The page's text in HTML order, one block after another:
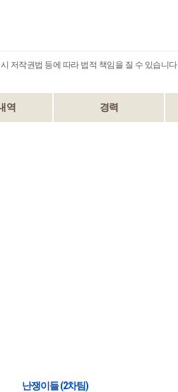
저작권법 등에 따라 법적 책임을 질 수 있습니다.
역 경력
난쟁이들 (2차팀)